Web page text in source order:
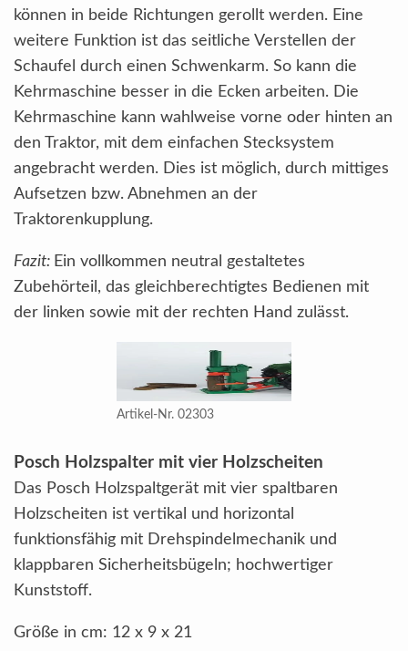
können in beide Richtungen gerollt werden. Eine
weitere Funktion ist das seitliche Verstellen der
Schaufel durch einen Schwenkarm. So kann die
Kehrmaschine besser in die Ecken arbeiten. Die
Kehrmaschine kann wahlweise vorne oder hinten an
den Traktor, mit dem einfachen Stecksystem
angebracht werden. Dies ist möglich, durch mittiges
Aufsetzen bzw. Abnehmen an der
Traktorenkupplung.
Fazit: Ein vollkommen neutral gestaltetes
Zubehörteil, das gleichberechtigtes Bedienen mit
der linken sowie mit der rechten Hand zulässt.
Artikel-Nr. 02303
Posch Holzspalter mit vier Holzscheiten
Das Posch Holzspaltgerät mit vier spaltbaren
Holzscheiten ist vertikal und horizontal
funktionsfähig mit Drehspindelmechanik und
klappbaren Sicherheitsbügeln; hochwertiger
Kunststoff.
Größe in cm: 12 x 9 x 21